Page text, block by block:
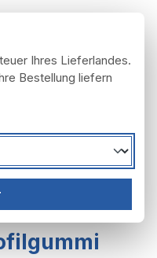
Ihres Lieferlandes.
Bestellung liefern